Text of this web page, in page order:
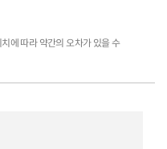
에 따라 약간의 오차가 있을 수